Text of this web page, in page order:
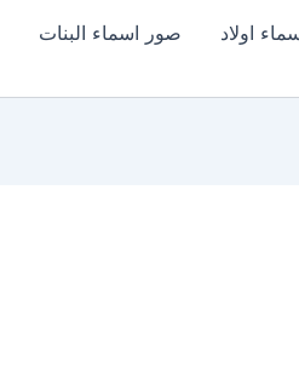
اولاد صور اسماء البنات